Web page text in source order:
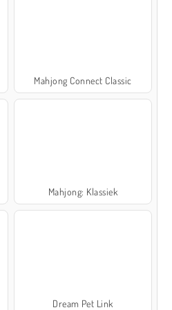
Mahjong Connect Classic
Mahjong: Klassiek
Dream Pet Link